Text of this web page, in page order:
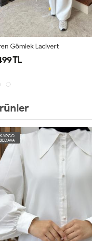
Gömlek Siyah
TL
KARGO
BEDAVA